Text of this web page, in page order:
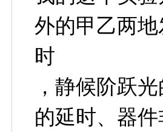
外的甲乙两
时
，静候阶跃
的延时、器